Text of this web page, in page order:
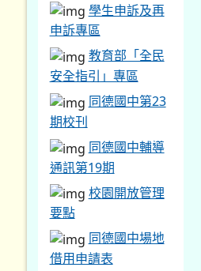
學生申訴及再
申訴專區
教育部「全民
安全指引」專區
同德國中第23
期校刊
同德國中輔導
通訊第19期
校園開放管理
要點
同德國中場地
借用申請表